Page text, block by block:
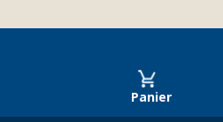
Panier